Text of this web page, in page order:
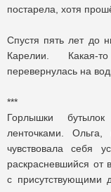
постарела, хотя
Спустя пять лет до
Карелии. Какая-
перевернулась на
***
Горлышки
ленточками.
чувствовала себя
раскрасневшийся от
с присутствующими